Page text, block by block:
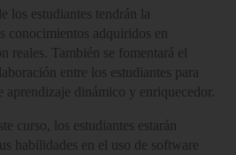
los estudiantes tendrán la
conocimientos adquiridos en
reales. También se fomentará el
entre los estudiantes para
dinámico y enriquecedor.
curso, los estudiantes estarán
habilidades en el uso de software